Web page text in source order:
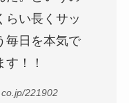
らい長くサッ
毎日を本気で
！！
221902